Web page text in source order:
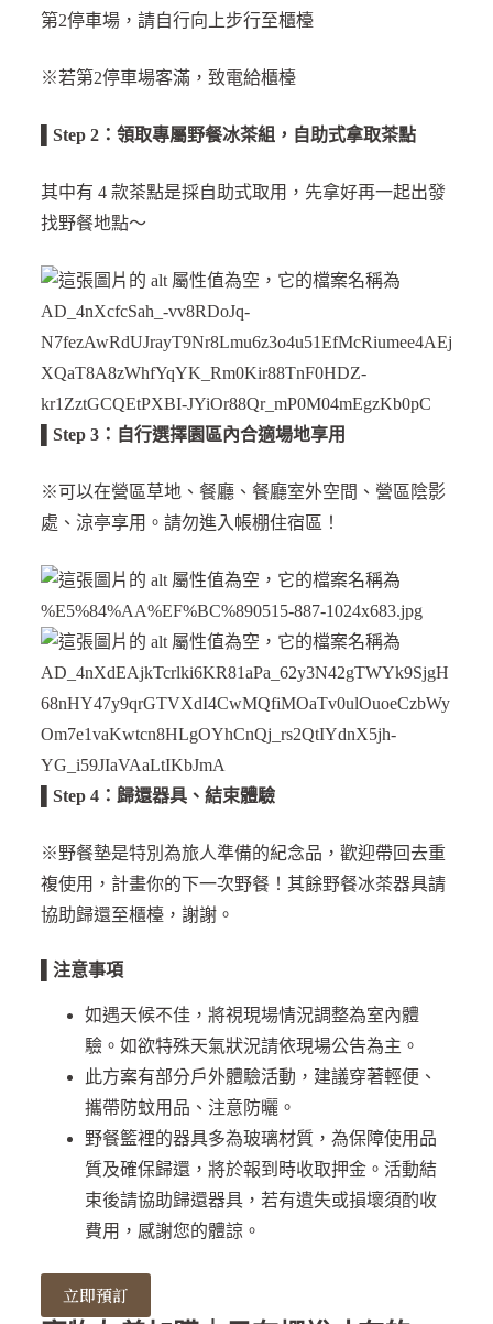
第2停車場，請自行向上步行至櫃檯
※若第2停車場客滿，致電給櫃檯
Step 2：領取專屬野餐冰茶組，自助式拿取茶點
其中有 4 款茶點是採自助式取用，先拿好再一起出發
找野餐地點～
Step 3：自行選擇園區內合適場地享用
※可以在營區草地、餐廳、餐廳室外空間、營區陰影
處、涼亭享用。請勿進入帳棚住宿區！
Step 4：歸還器具、結束體驗
※野餐墊是特別為旅人準備的紀念品，歡迎帶回去重
複使用，計畫你的下一次野餐！其餘野餐冰茶器具請
協助歸還至櫃檯，謝謝。
注意事項
如遇天候不佳，將視現場情況調整為室內體
驗。如欲特殊天氣狀況請依現場公告為主。
此方案有部分戶外體驗活動，建議穿著輕便、
攜帶防蚊用品、注意防曬。
野餐籃裡的器具多為玻璃材質，為保障使用品
質及確保歸還，將於報到時收取押金。活動結
束後請協助歸還器具，若有遺失或損壞須酌收
費用，感謝您的體諒。
立即預訂